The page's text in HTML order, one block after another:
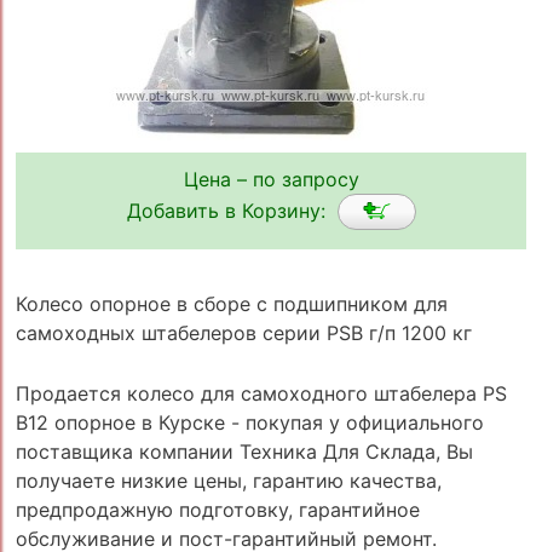
Цена – по запросу
Добавить в Корзину:
Колесо опорное в сборе с подшипником для
самоходных штабелеров серии PSB г/п 1200 кг
Продается колесо для самоходного штабелера PS
B12 опорное в Курске - покупая у официального
поставщика компании Техника Для Склада, Вы
получаете низкие цены, гарантию качества,
предпродажную подготовку, гарантийное
обслуживание и пост-гарантийный ремонт.